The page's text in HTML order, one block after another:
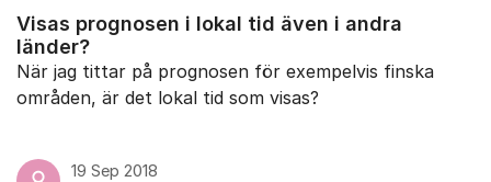
Visas prognosen i lokal tid även i andra
länder?
När jag tittar på prognosen för exempelvis finska
områden, är det lokal tid som visas?
19 Sep 2018